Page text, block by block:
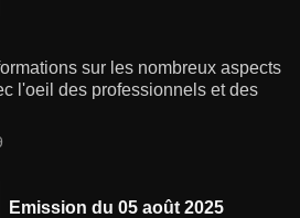
sur les nombreux aspects
l'oeil des professionnels et des
Emission du 05 août 2025